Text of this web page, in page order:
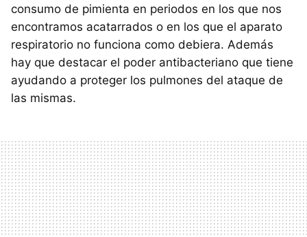
consumo de pimienta en periodos en los que nos
encontramos acatarrados o en los que el aparato
respiratorio no funciona como debiera. Además
hay que destacar el poder antibacteriano que tiene
ayudando a proteger los pulmones del ataque de
las mismas.